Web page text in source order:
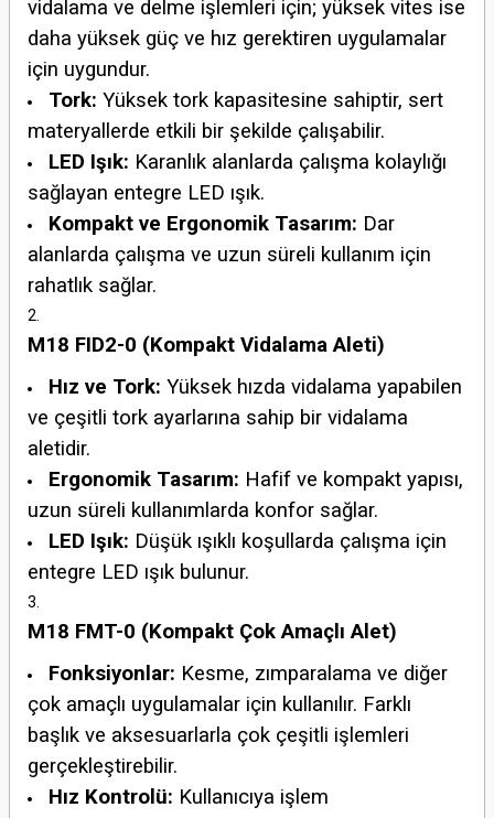
vidalama ve delme işlemleri için; yüksek vites ise
daha yüksek güç ve hız gerektiren uygulamalar
için uygundur.
Tork: Yüksek tork kapasitesine sahiptir, sert
materyallerde etkili bir şekilde çalışabilir.
LED Işık: Karanlık alanlarda çalışma kolaylığı
sağlayan entegre LED ışık.
Kompakt ve Ergonomik Tasarım: Dar
alanlarda çalışma ve uzun süreli kullanım için
rahatlık sağlar.
M18 FID2-0 (Kompakt Vidalama Aleti)
Hız ve Tork: Yüksek hızda vidalama yapabilen
ve çeşitli tork ayarlarına sahip bir vidalama
aletidir.
Ergonomik Tasarım: Hafif ve kompakt yapısı,
uzun süreli kullanımlarda konfor sağlar.
LED Işık: Düşük ışıklı koşullarda çalışma için
entegre LED ışık bulunur.
M18 FMT-0 (Kompakt Çok Amaçlı Alet)
Fonksiyonlar: Kesme, zımparalama ve diğer
çok amaçlı uygulamalar için kullanılır. Farklı
başlık ve aksesuarlarla çok çeşitli işlemleri
gerçekleştirebilir.
Hız Kontrolü: Kullanıcıya işlem